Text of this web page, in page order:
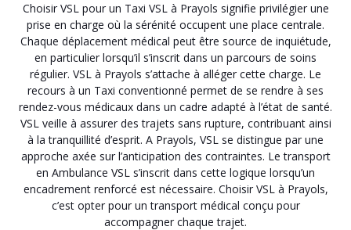
Choisir VSL pour un Taxi VSL à Prayols signifie privilégier une
prise en charge où la sérénité occupent une place centrale.
Chaque déplacement médical peut être source de inquiétude,
en particulier lorsqu’il s’inscrit dans un parcours de soins
régulier. VSL à Prayols s’attache à alléger cette charge. Le
recours à un Taxi conventionné permet de se rendre à ses
rendez-vous médicaux dans un cadre adapté à l’état de santé.
VSL veille à assurer des trajets sans rupture, contribuant ainsi
à la tranquillité d’esprit. A Prayols, VSL se distingue par une
approche axée sur l’anticipation des contraintes. Le transport
en Ambulance VSL s’inscrit dans cette logique lorsqu’un
encadrement renforcé est nécessaire. Choisir VSL à Prayols,
c’est opter pour un transport médical conçu pour
accompagner chaque trajet.